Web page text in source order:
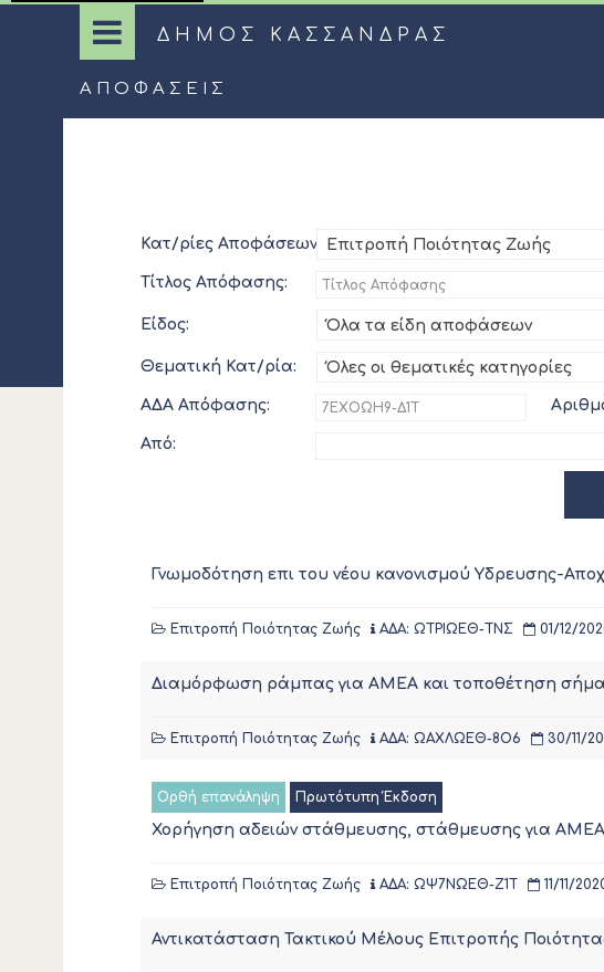
ΔΗΜΟΣ ΚΑΣΣΑΝΔΡΑΣ
ΑΠΟΦΆΣΕΙΣ
Κατ/ρίες Αποφάσεων: Επιτροπή Ποιότητας Ζωής
Τίτλος Απόφασης:
Είδος: Όλα τα είδη αποφάσεων
Θεματική Κατ/ρία: Όλες οι θεματικές κατηγορίες
ΑΔΑ Απόφασης:
Από:
Γνωμοδότηση επι του νέου κανονισμού Υδρευσης-
Επιτροπή Ποιότητας Ζωής ΑΔΑ: ΩΤΡΙΩΕΘ-ΤΝΣ 01/12/
Διαμόρφωση ράμπας για ΑΜΕΑ και τοποθέτηση
Επιτροπή Ποιότητας Ζωής ΑΔΑ: ΩΑΧΛΩΕΘ-8Ο6 30/11/
Ορθή επανάληψη Πρωτότυπη Έκδοση
Χορήγηση αδειών στάθμευσης, στάθμευσης για
Επιτροπή Ποιότητας Ζωής ΑΔΑ: ΩΨ7ΝΩΕΘ-Ζ1Τ 11/11/
Αντικατάσταση Τακτικού Μέλους Επιτροπής